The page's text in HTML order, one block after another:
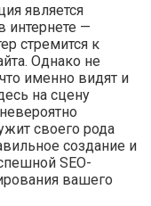
является
интернете —
стремится к
Однако не
именно видят и
на сцену
своего рода
создание и
SEO-
вашего